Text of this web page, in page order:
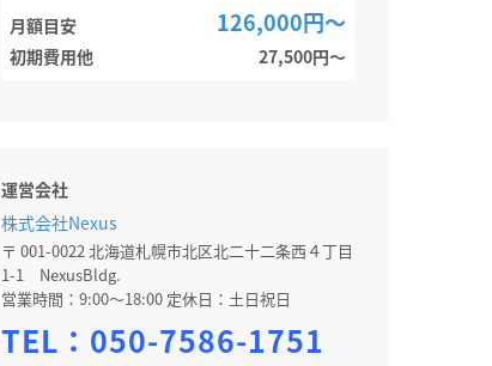
月額目安 126,000円～
初期費用他 27,500円〜
運営会社
株式会社Nexus
〒 001-0022 北海道札幌市北区北二十二条西４丁目
1-1 NexusBldg.
営業時間：9:00～18:00 定休日：土日祝日
TEL： 050-7586-1751